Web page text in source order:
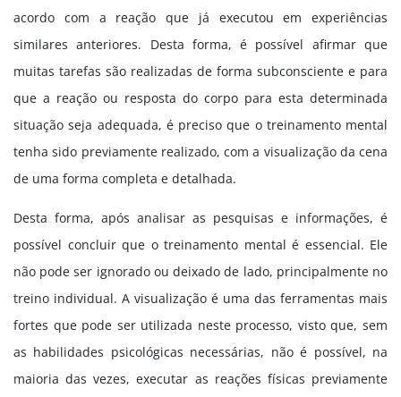
acordo com a reação que já executou em experiências
similares anteriores. Desta forma, é possível afirmar que
muitas tarefas são realizadas de forma subconsciente e para
que a reação ou resposta do corpo para esta determinada
situação seja adequada, é preciso que o treinamento mental
tenha sido previamente realizado, com a visualização da cena
de uma forma completa e detalhada.
Desta forma, após analisar as pesquisas e informações, é
possível concluir que o treinamento mental é essencial. Ele
não pode ser ignorado ou deixado de lado, principalmente no
treino individual. A visualização é uma das ferramentas mais
fortes que pode ser utilizada neste processo, visto que, sem
as habilidades psicológicas necessárias, não é possível, na
maioria das vezes, executar as reações físicas previamente